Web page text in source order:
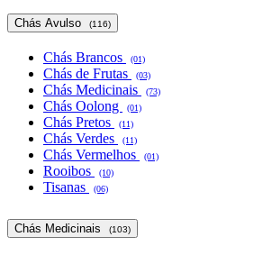
Chás Avulso (116)
Chás Brancos (01)
Chás de Frutas (03)
Chás Medicinais (73)
Chás Oolong (01)
Chás Pretos (11)
Chás Verdes (11)
Chás Vermelhos (01)
Rooibos (10)
Tisanas (06)
Chás Medicinais (103)